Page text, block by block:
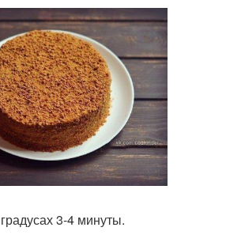
3-4 минуты.